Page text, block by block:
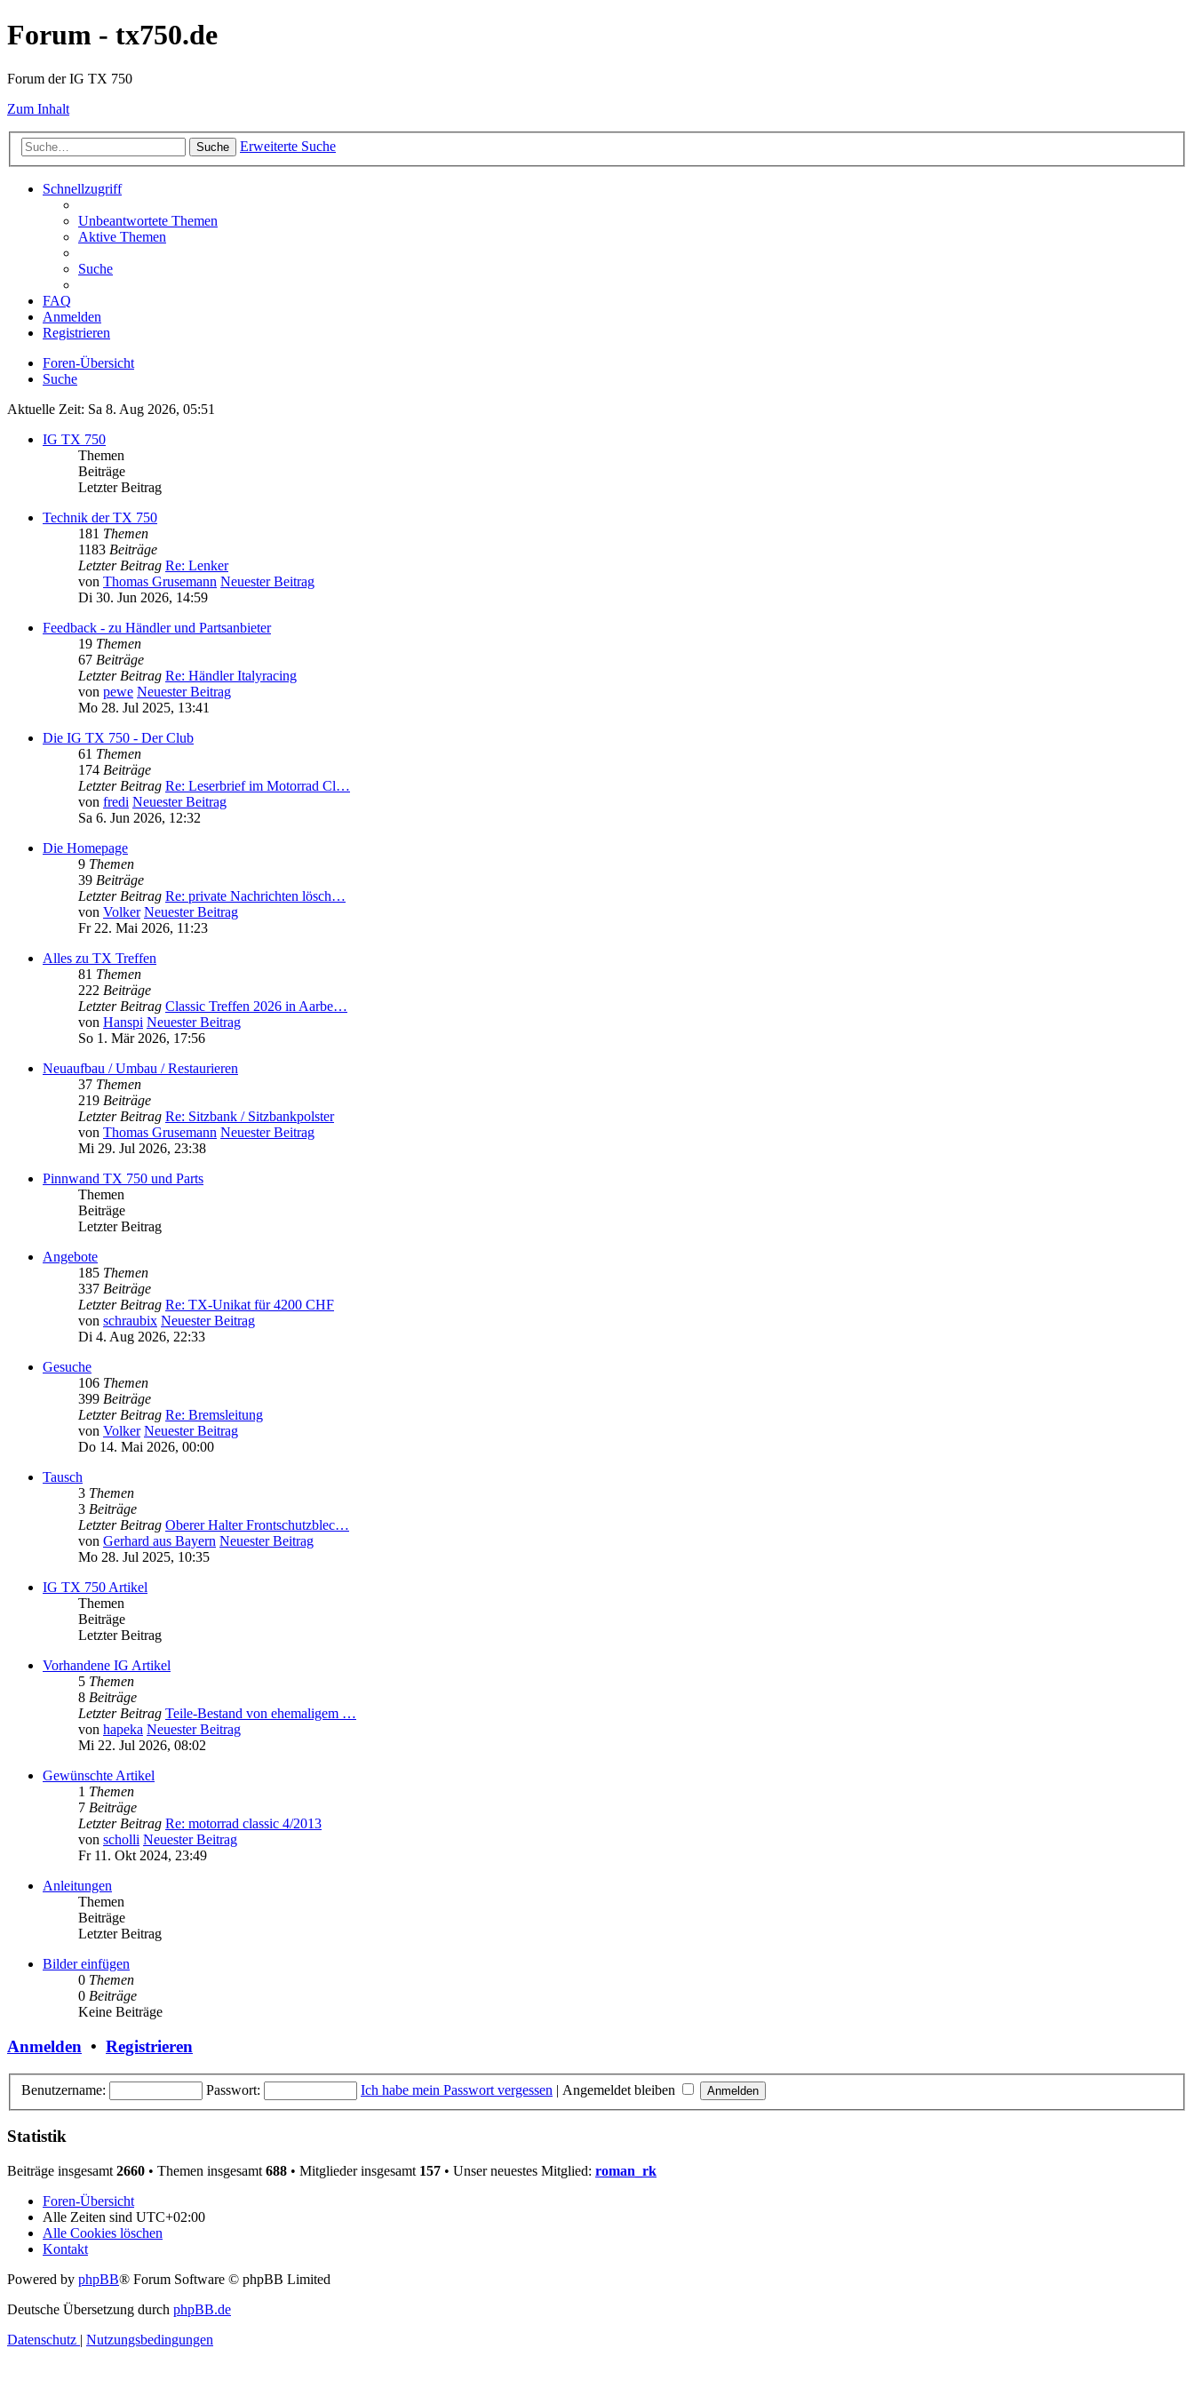
Forum - tx750.de
Forum der IG TX 750
Zum Inhalt
Suche Erweiterte Suche
Schnellzugriff
Unbeantwortete Themen
Aktive Themen
Suche
FAQ
Anmelden
Registrieren
Foren-Übersicht
Suche
Aktuelle Zeit: Sa 8. Aug 2026, 05:51
IG TX 750
Themen
Beiträge
Letzter Beitrag
Technik der TX 750
181 Themen
1183 Beiträge
Letzter Beitrag Re: Lenker
von Thomas Grusemann Neuester Beitrag
Di 30. Jun 2026, 14:59
Feedback - zu Händler und Partsanbieter
19 Themen
67 Beiträge
Letzter Beitrag Re: Händler Italyracing
von pewe Neuester Beitrag
Mo 28. Jul 2025, 13:41
Die IG TX 750 - Der Club
61 Themen
174 Beiträge
Letzter Beitrag Re: Leserbrief im Motorrad Cl…
von fredi Neuester Beitrag
Sa 6. Jun 2026, 12:32
Die Homepage
9 Themen
39 Beiträge
Letzter Beitrag Re: private Nachrichten lösch…
von Volker Neuester Beitrag
Fr 22. Mai 2026, 11:23
Alles zu TX Treffen
81 Themen
222 Beiträge
Letzter Beitrag Classic Treffen 2026 in Aarbe…
von Hanspi Neuester Beitrag
So 1. Mär 2026, 17:56
Neuaufbau / Umbau / Restaurieren
37 Themen
219 Beiträge
Letzter Beitrag Re: Sitzbank / Sitzbankpolster
von Thomas Grusemann Neuester Beitrag
Mi 29. Jul 2026, 23:38
Pinnwand TX 750 und Parts
Themen
Beiträge
Letzter Beitrag
Angebote
185 Themen
337 Beiträge
Letzter Beitrag Re: TX-Unikat für 4200 CHF
von schraubix Neuester Beitrag
Di 4. Aug 2026, 22:33
Gesuche
106 Themen
399 Beiträge
Letzter Beitrag Re: Bremsleitung
von Volker Neuester Beitrag
Do 14. Mai 2026, 00:00
Tausch
3 Themen
3 Beiträge
Letzter Beitrag Oberer Halter Frontschutzblec…
von Gerhard aus Bayern Neuester Beitrag
Mo 28. Jul 2025, 10:35
IG TX 750 Artikel
Themen
Beiträge
Letzter Beitrag
Vorhandene IG Artikel
5 Themen
8 Beiträge
Letzter Beitrag Teile-Bestand von ehemaligem …
von hapeka Neuester Beitrag
Mi 22. Jul 2026, 08:02
Gewünschte Artikel
1 Themen
7 Beiträge
Letzter Beitrag Re: motorrad classic 4/2013
von scholli Neuester Beitrag
Fr 11. Okt 2024, 23:49
Anleitungen
Themen
Beiträge
Letzter Beitrag
Bilder einfügen
0 Themen
0 Beiträge
Keine Beiträge
Anmelden • Registrieren
Benutzername: Passwort: Ich habe mein Passwort vergessen | Angemeldet bleiben
Statistik
Beiträge insgesamt 2660 • Themen insgesamt 688 • Mitglieder insgesamt 157 • Unser neuestes Mitglied: roman_rk
Foren-Übersicht
Alle Zeiten sind UTC+02:00
Alle Cookies löschen
Kontakt
Powered by phpBB® Forum Software © phpBB Limited
Deutsche Übersetzung durch phpBB.de
Datenschutz | Nutzungsbedingungen